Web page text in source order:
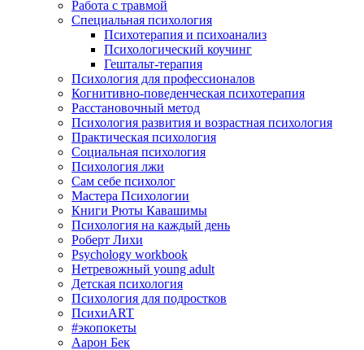
Работа с травмой
Специальная психология
Психотерапия и психоанализ
Психологический коучинг
Гештальт-терапия
Психология для профессионалов
Когнитивно-поведенческая психотерапия
Расстановочный метод
Психология развития и возрастная психология
Практическая психология
Социальная психология
Психология лжи
Сам себе психолог
Мастера Психологии
Книги Рюты Кавашимы
Психология на каждый день
Роберт Лихи
Psychology workbook
Нетревожный young adult
Детская психология
Психология для подростков
ПсихиART
#экопокеты
Аарон Бек